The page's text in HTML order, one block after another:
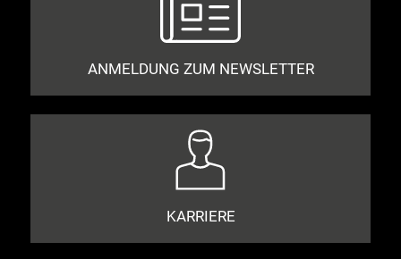
ANMELDUNG ZUM NEWSLETTER
KARRIERE